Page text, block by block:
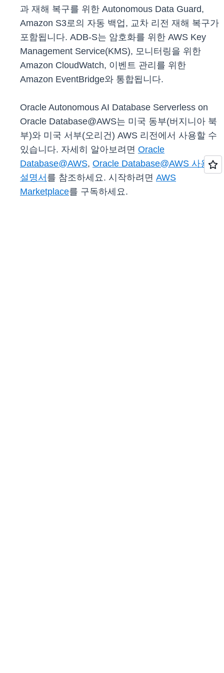
과 재해 복구를 위한 Autonomous Data Guard,
Amazon S3로의 자동 백업, 교차 리전 재해 복구가
포함됩니다. ADB-S는 암호화를 위한 AWS Key
Management Service(KMS), 모니터링을 위한
Amazon CloudWatch, 이벤트 관리를 위한
Amazon EventBridge와 통합됩니다.
Oracle Autonomous AI Database Serverless on
Oracle Database@AWS는 미국 동부(버지니아 북
부)와 미국 서부(오리건) AWS 리전에서 사용할 수
있습니다. 자세히 알아보려면 Oracle
Database@AWS, Oracle Database@AWS 사용
설명서 를 참조하세요. 시작하려면 AWS
Marketplace를 구독하세요.